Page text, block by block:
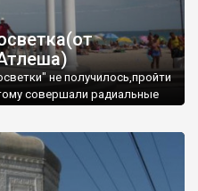
не получилось,пройти
совершали радиальные